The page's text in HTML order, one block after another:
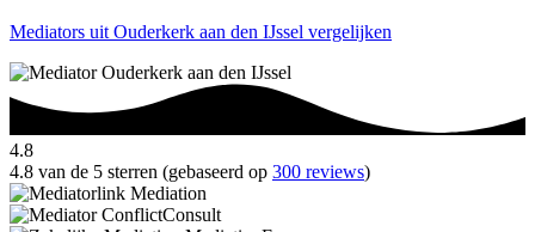
Mediators uit Ouderkerk aan den IJssel vergelijken
4.8
4.8 van de 5 sterren (gebaseerd op 300 reviews)